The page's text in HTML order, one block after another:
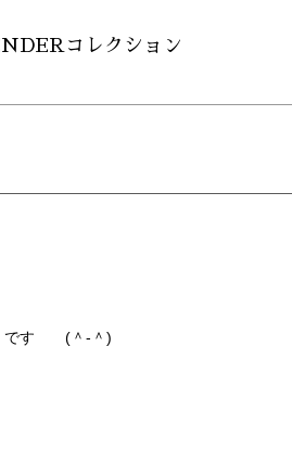
コレクション
] です (＾-＾)